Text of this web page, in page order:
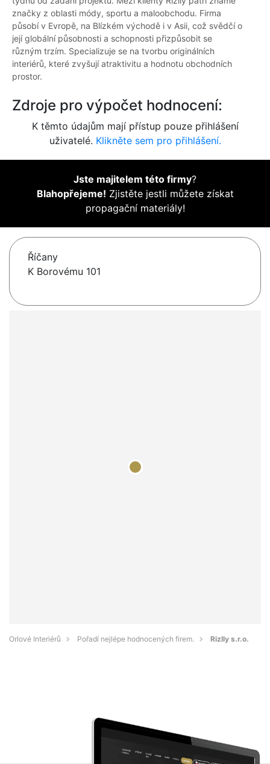
značky z oblasti módy, sportu a maloobchodu. Firma
působí v Evropě, na Blízkém východě i v Asii, což svědčí o
její globální působnosti a schopnosti přizpůsobit se
různým trzím. Specializuje se na tvorbu originálních
interiérů, které zvyšují atraktivitu a hodnotu obchodních
prostor.
Zdroje pro výpočet hodnocení:
K těmto údajům mají přístup pouze přihlášení
uživatelé. Klikněte sem pro přihlášení.
Jste majitelem této firmy?
Blahopřejeme! Zjistěte jestli můžete získat
propagační materiály!
Říčany
K Borovému 101
Orlové Interiérů Pořadí nejlépe hodnocených firem. Rizlly s.r.o.